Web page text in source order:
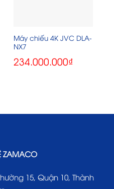
Máy chiếu 4K JVC DLA-
NX7
234.000.000₫
ZAMACO
15, Quận 10, Thành